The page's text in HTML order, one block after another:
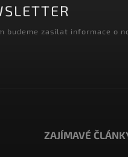
budeme zasílat informace o
ZAJÍMAVÉ